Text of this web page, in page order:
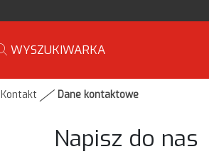
WYSZUKIWARKA
Kontakt Dane kontaktowe
Napisz do nas